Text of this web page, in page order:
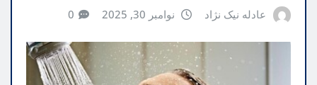
عادله نیک نژاد نوامبر 30, 2025 0